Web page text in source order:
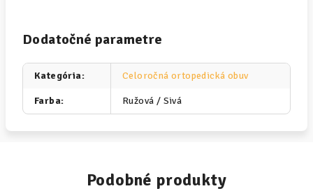
Dodatočné parametre
Kategória: Celoročná ortopedická obuv
Farba: Ružová / Sivá
Podobné produkty